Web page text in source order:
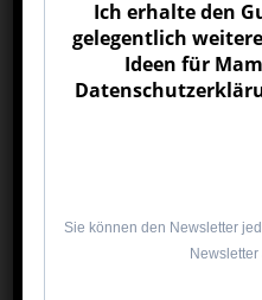
Bunter Linsensalat
Quinoa-Gemüse-Bowl
Ich erhalte den
gelegentlich
Ideen für
Sie können den Newsletter